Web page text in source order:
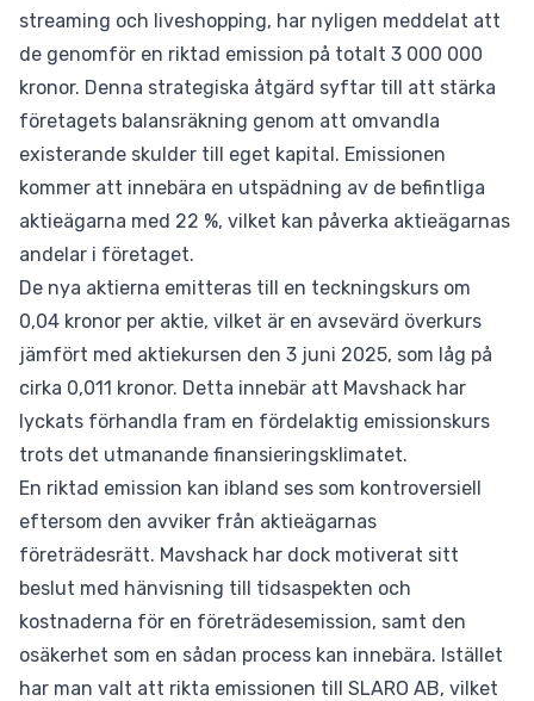
streaming och liveshopping, har nyligen meddelat att
de genomför en riktad emission på totalt 3 000 000
kronor. Denna strategiska åtgärd syftar till att stärka
företagets balansräkning genom att omvandla
existerande skulder till eget kapital. Emissionen
kommer att innebära en utspädning av de befintliga
aktieägarna med 22 %, vilket kan påverka aktieägarnas
andelar i företaget.
De nya aktierna emitteras till en teckningskurs om
0,04 kronor per aktie, vilket är en avsevärd överkurs
jämfört med aktiekursen den 3 juni 2025, som låg på
cirka 0,011 kronor. Detta innebär att Mavshack har
lyckats förhandla fram en fördelaktig emissionskurs
trots det utmanande finansieringsklimatet.
En riktad emission kan ibland ses som kontroversiell
eftersom den avviker från aktieägarnas
företrädesrätt. Mavshack har dock motiverat sitt
beslut med hänvisning till tidsaspekten och
kostnaderna för en företrädesemission, samt den
osäkerhet som en sådan process kan innebära. Istället
har man valt att rikta emissionen till SLARO AB, vilket